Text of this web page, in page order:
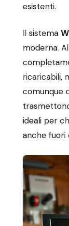
esistenti.
Il sistema
moderna.
ricaricabili,
comunque
ideali per
anche fuori